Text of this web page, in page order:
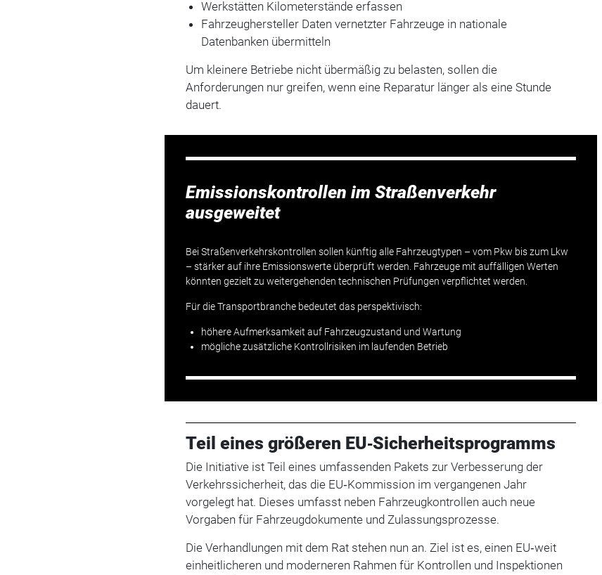
Werkstätten Kilometerstände erfassen
Fahrzeughersteller Daten vernetzter Fahrzeuge in nationale
Datenbanken übermitteln
Um kleinere Betriebe nicht übermäßig zu belasten, sollen die
Anforderungen nur greifen, wenn eine Reparatur länger als eine Stunde
dauert.
Emissionskontrollen im Straßenverkehr
ausgeweitet
Bei Straßenverkehrskontrollen sollen künftig alle Fahrzeugtypen – vom Pkw bis zum Lkw
– stärker auf ihre Emissionswerte überprüft werden. Fahrzeuge mit auffälligen Werten
könnten gezielt zu weitergehenden technischen Prüfungen verpflichtet werden.
Für die Transportbranche bedeutet das perspektivisch:
höhere Aufmerksamkeit auf Fahrzeugzustand und Wartung
mögliche zusätzliche Kontrollrisiken im laufenden Betrieb
Teil eines größeren EU‑Sicherheitsprogramms
Die Initiative ist Teil eines umfassenden Pakets zur Verbesserung der
Verkehrssicherheit, das die EU‑Kommission im vergangenen Jahr
vorgelegt hat. Dieses umfasst neben Fahrzeugkontrollen auch neue
Vorgaben für Fahrzeugdokumente und Zulassungsprozesse.
Die Verhandlungen mit dem Rat stehen nun an. Ziel ist es, einen EU‑weit
einheitlicheren und moderneren Rahmen für Kontrollen und Inspektionen